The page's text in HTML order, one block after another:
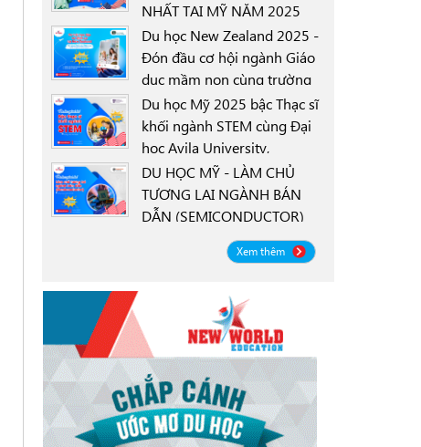
NHẤT TẠI MỸ NĂM 2025
Du học New Zealand 2025 -
Đón đầu cơ hội ngành Giáo
dục mầm non cùng trường
New Zealand Tertiary
College NZTC
Du học Mỹ 2025 bậc Thạc sĩ
khối ngành STEM cùng Đại
học Avila University,
Goodyear, Arizona
0000-00-00
DU HỌC MỸ - LÀM CHỦ
TƯƠNG LAI NGÀNH BÁN
DẪN (SEMICONDUCTOR)
CÙNG ĐẠI HỌC OREGON
STATE UNIVERSITY OSU
Xem thêm